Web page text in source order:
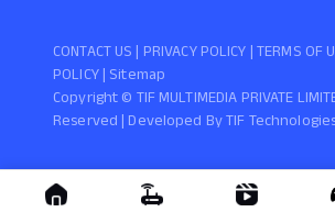
Copyright ©️ TIF MULTIMEDIA PRIVATE
Reserved | Developed ByTIF
CONTACT US | PRIVACY POLICY |TERMS OF
POLICY| Sitemap